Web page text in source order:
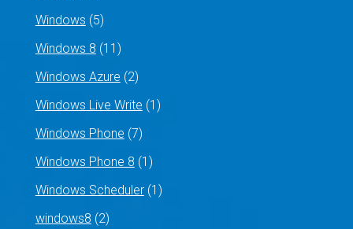
Windows (5)
Windows 8 (11)
Windows Azure (2)
Windows Live Write (1)
Windows Phone (7)
Windows Phone 8 (1)
Windows Scheduler(1)
windows8 (2)